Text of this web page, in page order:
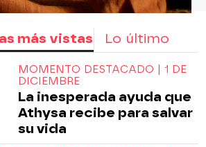
más vistas Lo último
MOMENTO DESTACADO | 1 DE
DICIEMBRE
La inesperada ayuda que
Athysa recibe para salvar
su vida